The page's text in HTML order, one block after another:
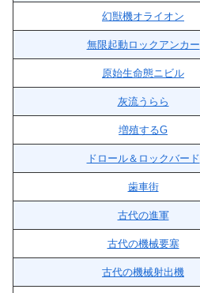
幻獣機オライオン
無限起動ロックアンカー
原始生命態ニビル
灰流うらら
増殖するG
ドロール＆ロックバード
歯車街
古代の進軍
古代の機械要塞
古代の機械射出機